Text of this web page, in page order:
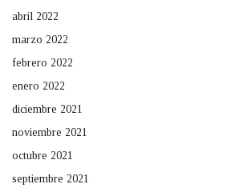
abril 2022
marzo 2022
febrero 2022
enero 2022
diciembre 2021
noviembre 2021
octubre 2021
septiembre 2021